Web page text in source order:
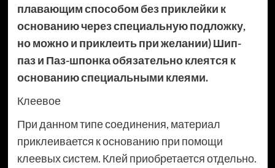
плавающим способом без приклейки к
основанию через специальную подложку,
но можно и приклеить при желании) Шип-
паз и Паз-шпонка обязательно клеятся к
основанию специальными клеями.
Клеевое
При данном типе соединения, материал
приклеивается к основанию при помощи
клеевых систем. Клей приобретается отдельно.